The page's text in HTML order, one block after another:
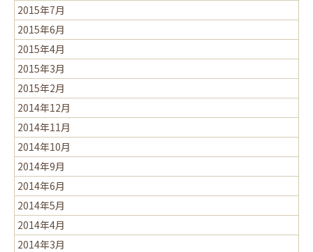
2015年7月
2015年6月
2015年4月
2015年3月
2015年2月
2014年12月
2014年11月
2014年10月
2014年9月
2014年6月
2014年5月
2014年4月
2014年3月